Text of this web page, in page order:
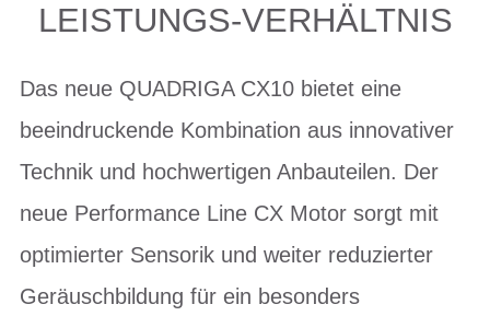
LEISTUNGS-VERHÄLTNIS
Das neue QUADRIGA CX10 bietet eine
beeindruckende Kombination aus innovativer
Technik und hochwertigen Anbauteilen. Der
neue Performance Line CX Motor sorgt mit
optimierter Sensorik und weiter reduzierter
Geräuschbildung für ein besonders